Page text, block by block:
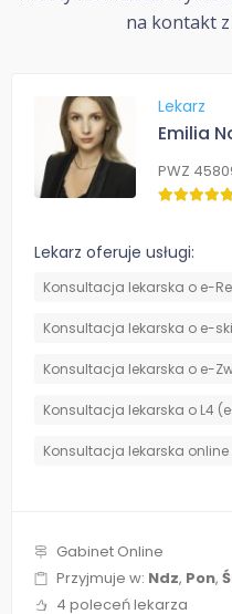
na kontakt z
Lekarz
Emilia
PWZ
Lekarz oferuje usługi:
Konsultacja lekarska o e-
Konsultacja lekarska o e-
Konsultacja lekarska o e-
Konsultacja lekarska o L4
Konsultacja lekarska
Gabinet Online
Przyjmuje w: Ndz, Pon,
4 poleceń lekarza